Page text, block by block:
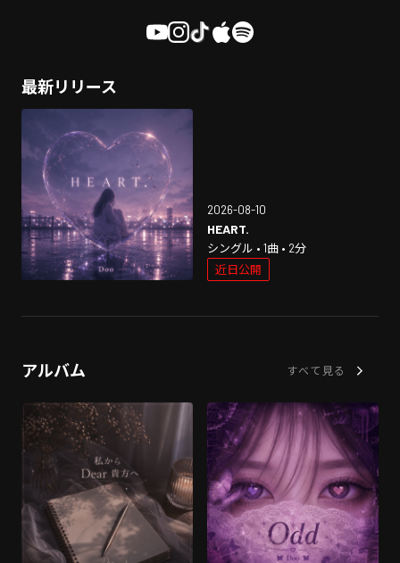
最新リリース
2026-08-10
HEART.
シングル • 1曲 • 2分
近日公開
アルバム すべて見る